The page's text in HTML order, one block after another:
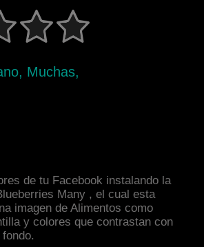
Muchas,
de tu Facebook instalando la
Many , el cual esta
imagen de Alimentos como
y colores que contrastan con